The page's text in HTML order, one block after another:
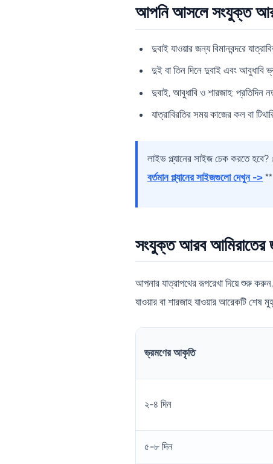
আপনি আসলে সংযুক্ত
দুবাই যাওয়ার জন্য বিমানবন্দরে
দুই বা তিন দিনে দুবাই এবং আবুধাবি
দুবাই, আবুধাবি ও শারজাহ: প্রতিদিন
যাত্রাবিরতির সময় কাজের কল বা
লাইভ প্ল্যানের সাইজ চেক করতে হবে?
বর্তমান প্ল্যানের সাইজগুলো দেখুন -> **
সংযুক্ত আরব আমিরাতের
আপনার যাত্রাপথের রূপরেখা দিয়ে শুরু
যাওয়ার বা শারজাহ যাওয়ার আরেকটি শেষ
ভ্রমণের আকৃতি
২-৪ দিন
৫-৮ দিন